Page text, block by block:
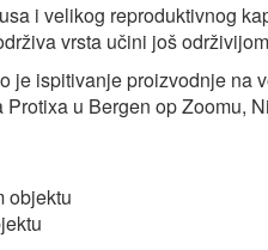
i velikog reproduktivnog
vrsta učini još
je ispitivanje proizvodnje na
u Bergen op Zoomu,
objektu